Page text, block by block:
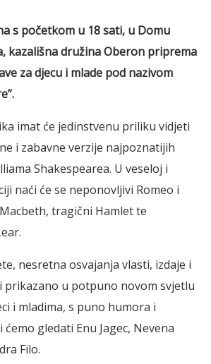
s početkom u 18 sati, u Domu
kazališna družina Oberon priprema
za djecu i mlade pod nazivom
imat će jedinstvenu priliku vidjeti
i zabavne verzije najpoznatijih
Shakespearea. U veseloj i
naći će se neponovljivi Romeo i
tragični Hamlet te
nesretna osvajanja vlasti, izdaje i
prikazano u potpuno novom svjetlu
i mladima, s puno humora i
gledati Enu Jagec, Nevena
Filo.